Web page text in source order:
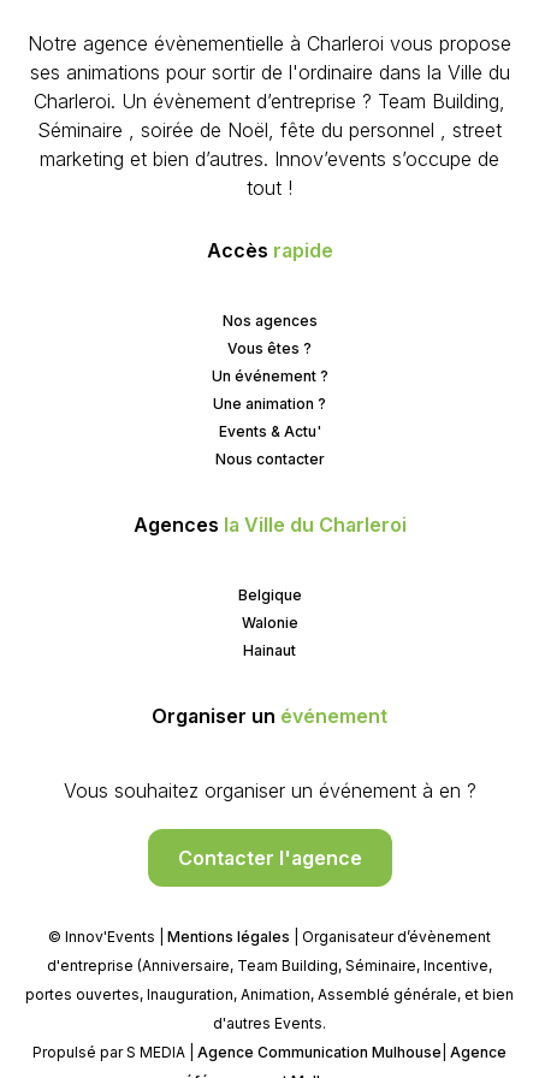
Notre agence évènementielle à Charleroi vous propose
ses animations pour sortir de l'ordinaire dans la Ville du
Charleroi. Un évènement d’entreprise ? Team Building,
Séminaire , soirée de Noël, fête du personnel , street
marketing et bien d’autres. Innov’events s’occupe de
tout !
Accès rapide
Nos agences
Vous êtes ?
Un événement ?
Une animation ?
Events & Actu'
Nous contacter
Agences la Ville du Charleroi
Belgique
Walonie
Hainaut
Organiser un événement
Vous souhaitez organiser un événement à en ?
Contacter l'agence
© Innov'Events | Mentions légales | Organisateur d’évènement
d'entreprise (Anniversaire, Team Building, Séminaire, Incentive,
portes ouvertes, Inauguration, Animation, Assemblé générale, et bien
d'autres Events.
Propulsé par S MEDIA | Agence Communication Mulhouse Agence